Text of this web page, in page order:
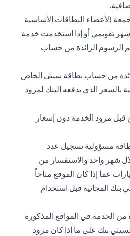
(لأعضاء البطاقات الأساسية
شهر تقويمي أو إذا استخدمت خدمة
الرسوم الزائدة من حساب
من حساب بطاقة سيتي الخاص
يومًا التالية بالسعر الذي يدفعه البنك لمزود
قبل مزود الخدمة دون إشعار
مسؤولية تسجيل عدد
شهر واحد والاستفسار من
عما إذا كان الموقع متاحاً
بنك المجانية قبل استخدام
من الخدمة في المواقع المذكورة
بنك على ما إذا كان مزود